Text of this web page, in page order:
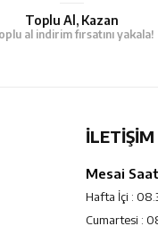
Toplu Al, Kazan
al indirim fırsatını yakala!
İLETİŞİM
Mesai
Hafta İçi :
Cumartesi :